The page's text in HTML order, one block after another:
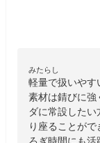
みたらし
軽量で扱いやす
素材は錆びに強
ダに常設した
り座ることが